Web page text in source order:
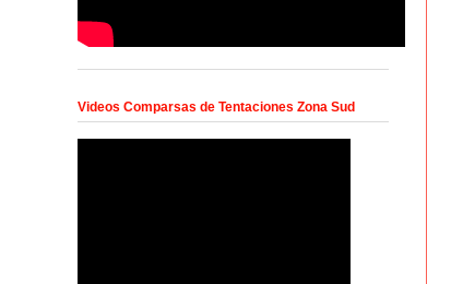
Videos Comparsas de Tentaciones Zona Sud